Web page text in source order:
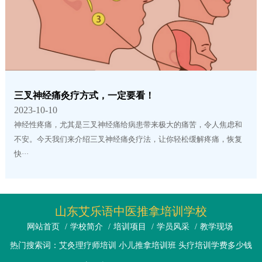
三叉神经痛灸疗方式，一定要看！
2023-10-10
神经性疼痛，尤其是三叉神经痛给病患带来极大的痛苦，令人焦虑和
不安。今天我们来介绍三叉神经痛灸疗法，让你轻松缓解疼痛，恢复
快···
山东艾乐语中医推拿培训学校
网站首页 / 学校简介 / 培训项目 / 学员风采 / 教学现场
热门搜索词：艾灸理疗师培训 小儿推拿培训班 头疗培训学费多少钱